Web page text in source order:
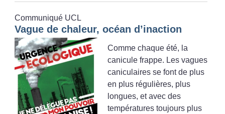
Communiqué UCL
Vague de chaleur, océan d’inaction
Comme chaque été, la
canicule frappe. Les vagues
caniculaires se font de plus
en plus régulières, plus
longues, et avec des
températures toujours plus